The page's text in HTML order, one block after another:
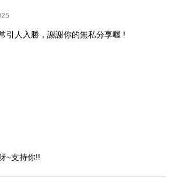
引人入勝，謝謝你的無私分享喔 !
~支持你!!